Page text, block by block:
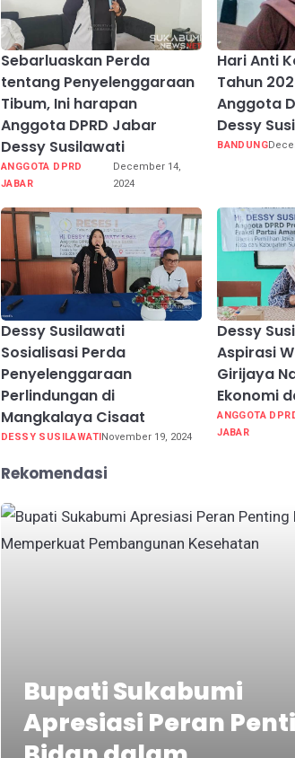
Sebarluaskan Perda
tentang Penyelenggaraan
Tibum, Ini harapan
Anggota DPRD Jabar
Dessy Susilawati
ANGGOTA DPRD
JABAR
December 14,
2024
Hari Anti
Tahun
Anggota
Dessy
BANDUNG
Dessy Susilawati
Sosialisasi Perda
Penyelenggaraan
Perlindungan di
Mangkalaya Cisaat
DESSY SUSILAWATI November 19, 2024
Dessy
Aspirasi
Girijaya
Ekonomi
ANGGOTA
JABAR
Rekomendasi
Bupati Sukabumi
Apresiasi Peran